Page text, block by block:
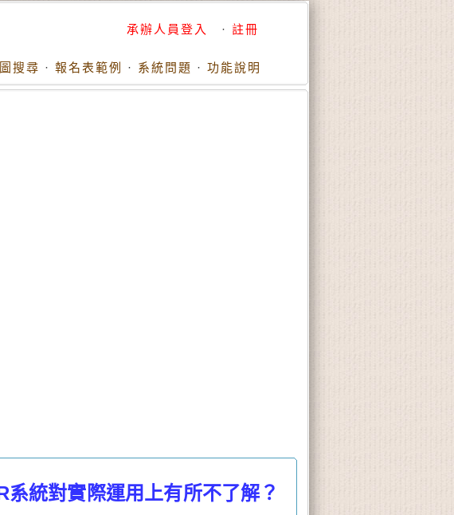
承辦人員登入 · 註冊
搜尋 · 報名表範例 · 系統問題 · 功能說明
系統對實際運用上有所不了解？